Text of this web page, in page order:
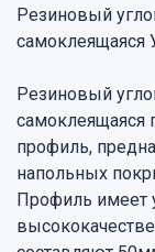
Резиновый
самоклеящаяся
Резиновый
самоклеящаяся
профиль,
напольных
Профиль имеет